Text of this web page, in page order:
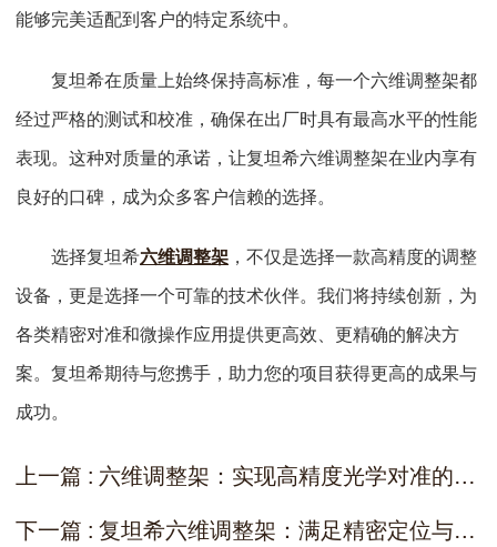
能够完美适配到客户的特定系统中。
复坦希在质量上始终保持高标准，每一个六维调整架都
经过严格的测试和校准，确保在出厂时具有最高水平的性能
表现。这种对质量的承诺，让复坦希六维调整架在业内享有
良好的口碑，成为众多客户信赖的选择。
选择复坦希六维调整架 ，不仅是选择一款高精度的调整
设备，更是选择一个可靠的技术伙伴。我们将持续创新，为
各类精密对准和微操作应用提供更高效、更精确的解决方
案。复坦希期待与您携手，助力您的项目获得更高的成果与
成功。
上一篇 : 六维调整架：实现高精度光学对准的关键工具
下一篇 : 复坦希六维调整架：满足精密定位与高精度调节需求的理想之选